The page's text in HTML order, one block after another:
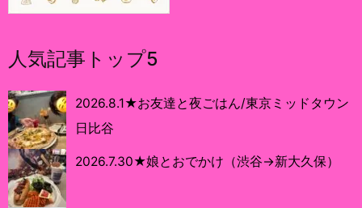
人気記事トップ5
2026.8.1★お友達と夜ごはん/東京ミッドタウン
日比谷
2026.7.30★娘とおでかけ（渋谷→新大久保）